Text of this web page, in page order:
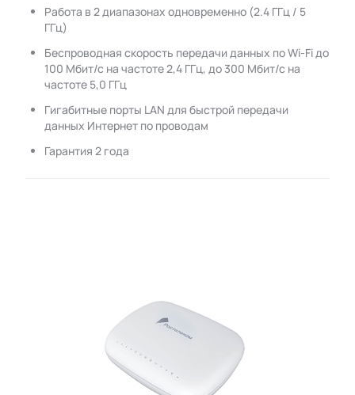
Работа в 2 диапазонах одновременно (2.4 ГГц / 5
ГГц)
Беспроводная скорость передачи данных по Wi-Fi до
100 Мбит/с на частоте 2,4 ГГц, до 300 Мбит/с на
частоте 5,0 ГГц
Гигабитные порты LAN для быстрой передачи
данных Интернет по проводам
Гарантия 2 года